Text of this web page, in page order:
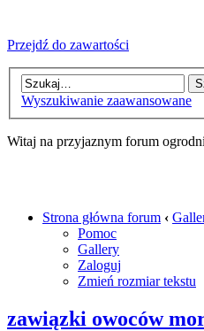
Przejdź do zawartości
Wyszukiwanie zaawansowane
Witaj na przyjaznym forum
Strona główna forum ‹
Pomoc
Gallery
Zaloguj
Zmień rozmiar tekstu
zawiązki owoców